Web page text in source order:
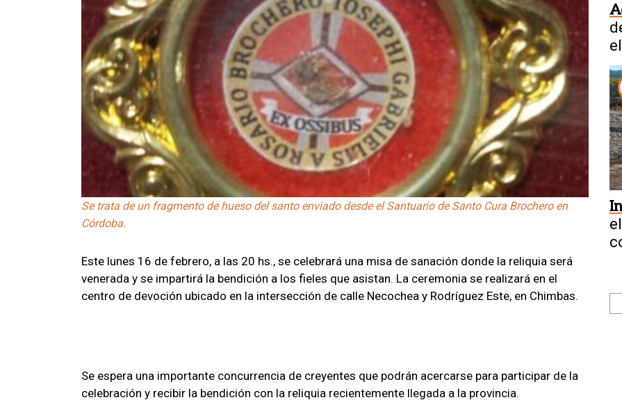
Se trata de un fragmento de hueso del santo enviado desde el Santuario de Santo Cura Brochero en
Córdoba.
Este lunes 16 de febrero, a las 20 hs., se celebrará una misa de sanación donde la reliquia será
venerada y se impartirá la bendición a los fieles que asistan. La ceremonia se realizará en el
centro de devoción ubicado en la intersección de calle Necochea y Rodríguez Este, en Chimbas.
Se espera una importante concurrencia de creyentes que podrán acercarse para participar de la
celebración y recibir la bendición con la reliquia recientemente llegada a la provincia.